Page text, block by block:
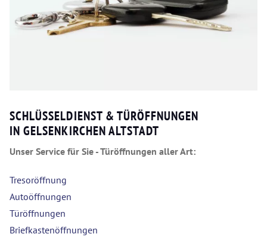
SCHLÜSSELDIENST & TÜRÖFFNUNGEN
IN GELSENKIRCHEN ALTSTADT
Unser Service für Sie - Türöffnungen aller Art:
Tresoröffnung
Autoöffnungen
Türöffnungen
Briefkastenöffnungen